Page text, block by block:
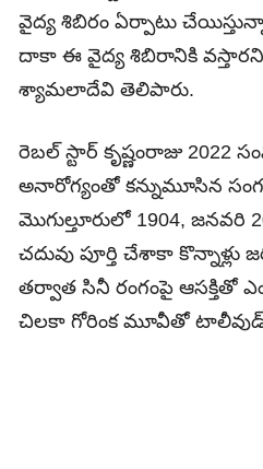
వైద్య శిబిరం ఏర్పాటు
దాకా ఈ వైద్య శిబిరానికి వస్తారని
శ్యామలాదేవి తెలిపారు.
రెబల్ స్టార్ కృష్ణంరాజు 2022
అనారోగ్యంతో కన్నుమూసిన
మొగుల్తూరులో 1904, జనవరి
చదువు పూర్తి చేశాకా కొన్నాళ్లు
తర్వాత సినీ రంగంపై ఆసక్తితో
చిలకా గోరింక మూవీతో